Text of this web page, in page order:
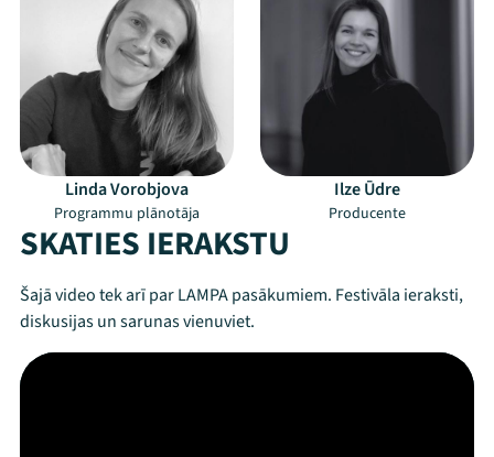
Mana programma
Festivāls
Programma
Viņi bija LAMPĀ 2026
Jaunumi
Ziedo
Linda Vorobjova
Programmu plānotāja
Ilze Ūdre
Producente
SKATIES IERAKSTU
Šajā video tek arī par LAMPA pasākumiem. Festivāla ieraksti,
diskusijas un sarunas vienuviet.